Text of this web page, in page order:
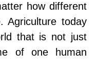
how different
Agriculture today
that is not just
of one human